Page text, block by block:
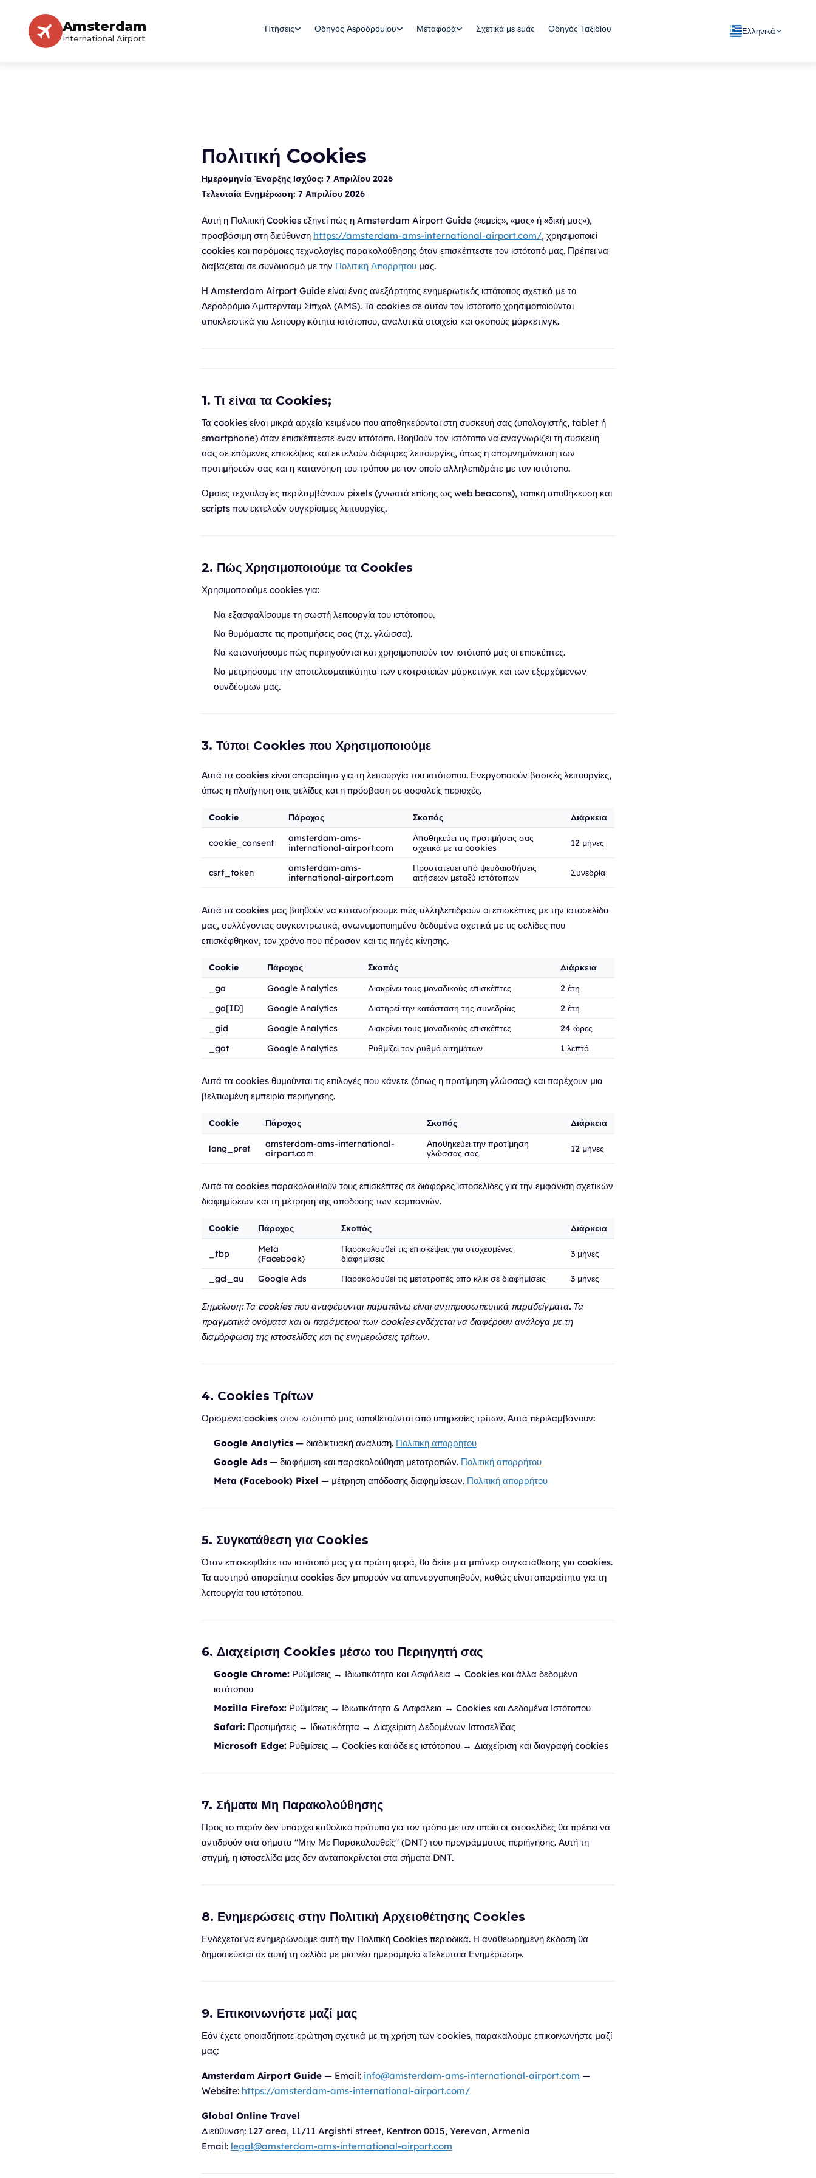
Amsterdam
International Airport
Πτήσεις Οδηγός Αεροδρομίου Μεταφορά Σχετικά με εμάς Οδηγός Ταξιδίου Ελληνικά
Πολιτική Cookies
Ημερομηνία Έναρξης Ισχύος: 7 Απριλίου 2026
Τελευταία Ενημέρωση: 7 Απριλίου 2026
Αυτή η Πολιτική Cookies εξηγεί πώς η Amsterdam Airport Guide («εμείς», «μας» ή «δική μας»),
προσβάσιμη στη διεύθυνση https://amsterdam-ams-international-airport.com/, χρησιμοποιεί
cookies και παρόμοιες τεχνολογίες παρακολούθησης όταν επισκέπτεστε τον ιστότοπό μας. Πρέπει να
διαβάζεται σε συνδυασμό με την Πολιτική Απορρήτου μας.
Η Amsterdam Airport Guide είναι ένας ανεξάρτητος ενημερωτικός ιστότοπος σχετικά με το
Αεροδρόμιο Άμστερνταμ Σίπχολ (AMS). Τα cookies σε αυτόν τον ιστότοπο χρησιμοποιούνται
αποκλειστικά για λειτουργικότητα ιστότοπου, αναλυτικά στοιχεία και σκοπούς μάρκετινγκ.
1. Τι είναι τα Cookies;
Τα cookies είναι μικρά αρχεία κειμένου που αποθηκεύονται στη συσκευή σας (υπολογιστής, tablet ή
smartphone) όταν επισκέπτεστε έναν ιστότοπο. Βοηθούν τον ιστότοπο να αναγνωρίζει τη συσκευή
σας σε επόμενες επισκέψεις και εκτελούν διάφορες λειτουργίες, όπως η απομνημόνευση των
προτιμήσεών σας και η κατανόηση του τρόπου με τον οποίο αλληλεπιδράτε με τον ιστότοπο.
Ομοιες τεχνολογίες περιλαμβάνουν pixels (γνωστά επίσης ως web beacons), τοπική αποθήκευση και
scripts που εκτελούν συγκρίσιμες λειτουργίες.
2. Πώς Χρησιμοποιούμε τα Cookies
Χρησιμοποιούμε cookies για:
Να εξασφαλίσουμε τη σωστή λειτουργία του ιστότοπου.
Να θυμόμαστε τις προτιμήσεις σας (π.χ. γλώσσα).
Να κατανοήσουμε πώς περιηγούνται και χρησιμοποιούν τον ιστότοπό μας οι επισκέπτες.
Να μετρήσουμε την αποτελεσματικότητα των εκστρατειών μάρκετινγκ και των εξερχόμενων
συνδέσμων μας.
3. Τύποι Cookies που Χρησιμοποιούμε
Αυτά τα cookies είναι απαραίτητα για τη λειτουργία του ιστότοπου. Ενεργοποιούν βασικές λειτουργίες,
όπως η πλοήγηση στις σελίδες και η πρόσβαση σε ασφαλείς περιοχές.
Cookie Πάροχος Σκοπός Διάρκεια
cookie_consent
amsterdam-ams-
international-airport.com
Αποθηκεύει τις προτιμήσεις σας
σχετικά με τα cookies
12 μήνες
csrf_token
amsterdam-ams-
international-airport.com
Προστατεύει από ψευδαισθήσεις
αιτήσεων μεταξύ ιστότοπων
Συνεδρία
Αυτά τα cookies μας βοηθούν να κατανοήσουμε πώς αλληλεπιδρούν οι επισκέπτες με την ιστοσελίδα
μας, συλλέγοντας συγκεντρωτικά, ανωνυμοποιημένα δεδομένα σχετικά με τις σελίδες που
επισκέφθηκαν, τον χρόνο που πέρασαν και τις πηγές κίνησης.
Cookie Πάροχος Σκοπός
Διάρκεια
_ga
Google Analytics Διακρίνει τους μοναδικούς επισκέπτες
2 έτη
_ga[ID]
Google Analytics Διατηρεί την κατάσταση της συνεδρίας
2 έτη
_gid
Google Analytics Διακρίνει τους μοναδικούς επισκέπτες
24 ώρες
_gat
Google Analytics Ρυθμίζει τον ρυθμό αιτημάτων 1 λεπτό
Αυτά τα cookies θυμούνται τις επιλογές που κάνετε (όπως η προτίμηση γλώσσας) και παρέχουν μια
βελτιωμένη εμπειρία περιήγησης.
Cookie Πάροχος Σκοπός Διάρκεια
lang_pref
amsterdam-ams-international-
airport.com
Αποθηκεύει την προτίμηση
γλώσσας σας
12 μήνες
Αυτά τα cookies παρακολουθούν τους επισκέπτες σε διάφορες ιστοσελίδες για την εμφάνιση σχετικών
διαφημίσεων και τη μέτρηση της απόδοσης των καμπανιών.
Cookie Πάροχος Σκοπός Διάρκεια
_fbp
Meta
(Facebook)
Παρακολουθεί τις επισκέψεις για στοχευμένες
διαφημίσεις
3 μήνες
_gcl_au Google Ads Παρακολουθεί τις μετατροπές από κλικ σε διαφημίσεις 3 μήνες
Σημείωση: Τα cookies που αναφέρονται παραπάνω είναι αντιπροσωπευτικά παραδείγματα. Τα
πραγματικά ονόματα και οι παράμετροι των cookies ενδέχεται να διαφέρουν ανάλογα με τη
διαμόρφωση της ιστοσελίδας και τις ενημερώσεις τρίτων.
4. Cookies Τρίτων
Ορισμένα cookies στον ιστότοπό μας τοποθετούνται από υπηρεσίες τρίτων. Αυτά περιλαμβάνουν:
Google Analytics — διαδικτυακή ανάλυση. Πολιτική απορρήτου
Google Ads — διαφήμιση και παρακολούθηση μετατροπών. Πολιτική απορρήτου
Meta (Facebook) Pixel — μέτρηση απόδοσης διαφημίσεων. Πολιτική απορρήτου
5. Συγκατάθεση για Cookies
Όταν επισκεφθείτε τον ιστότοπό μας για πρώτη φορά, θα δείτε μια μπάνερ συγκατάθεσης για cookies.
Τα αυστηρά απαραίτητα cookies δεν μπορούν να απενεργοποιηθούν, καθώς είναι απαραίτητα για τη
λειτουργία του ιστότοπου.
6. Διαχείριση Cookies μέσω του Περιηγητή σας
Google Chrome: Ρυθμίσεις → Ιδιωτικότητα και Ασφάλεια → Cookies και άλλα δεδομένα
ιστότοπου
Mozilla Firefox: Ρυθμίσεις → Ιδιωτικότητα & Ασφάλεια → Cookies και Δεδομένα Ιστότοπου
Safari: Προτιμήσεις → Ιδιωτικότητα → Διαχείριση Δεδομένων Ιστοσελίδας
Microsoft Edge: Ρυθμίσεις → Cookies και άδειες ιστότοπου → Διαχείριση και διαγραφή cookies
7. Σήματα Μη Παρακολούθησης
Προς το παρόν δεν υπάρχει καθολικό πρότυπο για τον τρόπο με τον οποίο οι ιστοσελίδες θα πρέπει να
αντιδρούν στα σήματα "Μην Με Παρακολουθείς" (DNT) του προγράμματος περιήγησης. Αυτή τη
στιγμή, η ιστοσελίδα μας δεν ανταποκρίνεται στα σήματα DNT.
8. Ενημερώσεις στην Πολιτική Αρχειοθέτησης Cookies
Ενδέχεται να ενημερώνουμε αυτή την Πολιτική Cookies περιοδικά. Η αναθεωρημένη έκδοση θα
δημοσιεύεται σε αυτή τη σελίδα με μια νέα ημερομηνία «Τελευταία Ενημέρωση».
9. Επικοινωνήστε μαζί μας
Εάν έχετε οποιαδήποτε ερώτηση σχετικά με τη χρήση των cookies, παρακαλούμε επικοινωνήστε μαζί
μας:
Amsterdam Airport Guide — Email: info@amsterdam-ams-international-airport.com —
Website: https://amsterdam-ams-international-airport.com/
Global Online Travel
Διεύθυνση: 127 area, 11/11 Argishti street, Kentron 0015, Yerevan, Armenia
Email: legal@amsterdam-ams-international-airport.com